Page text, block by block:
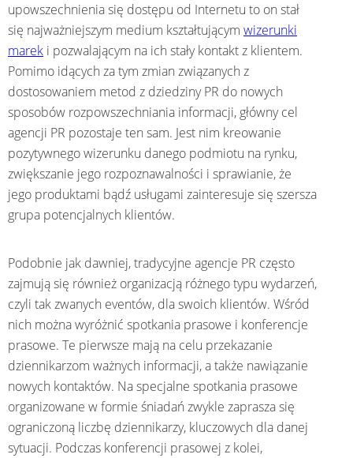
upowszechnienia się dostępu od Internetu to on stał
się najważniejszym medium kształtującym wizerunki
marek i pozwalającym na ich stały kontakt z klientem.
Pomimo idących za tym zmian związanych z
dostosowaniem metod z dziedziny PR do nowych
sposobów rozpowszechniania informacji, główny cel
agencji PR pozostaje ten sam. Jest nim kreowanie
pozytywnego wizerunku danego podmiotu na rynku,
zwiększanie jego rozpoznawalności i sprawianie, że
jego produktami bądź usługami zainteresuje się szersza
grupa potencjalnych klientów.
Podobnie jak dawniej, tradycyjne agencje PR często
zajmują się również organizacją różnego typu wydarzeń,
czyli tak zwanych eventów, dla swoich klientów. Wśród
nich można wyróżnić spotkania prasowe i konferencje
prasowe. Te pierwsze mają na celu przekazanie
dziennikarzom ważnych informacji, a także nawiązanie
nowych kontaktów. Na specjalne spotkania prasowe
organizowane w formie śniadań zwykle zaprasza się
ograniczoną liczbę dziennikarzy, kluczowych dla danej
sytuacji. Podczas konferencji prasowej z kolei,